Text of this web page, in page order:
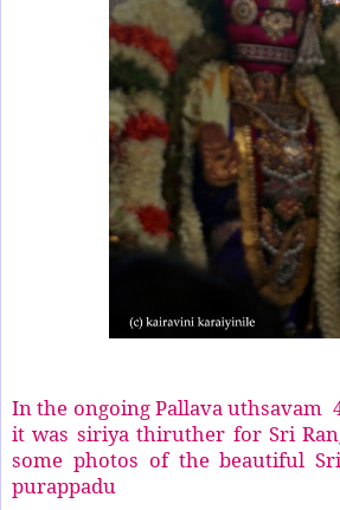
In the ongoing Pallava uthsavam
it was siriya thiruther for Sri
some photos of the beautiful
purappadu